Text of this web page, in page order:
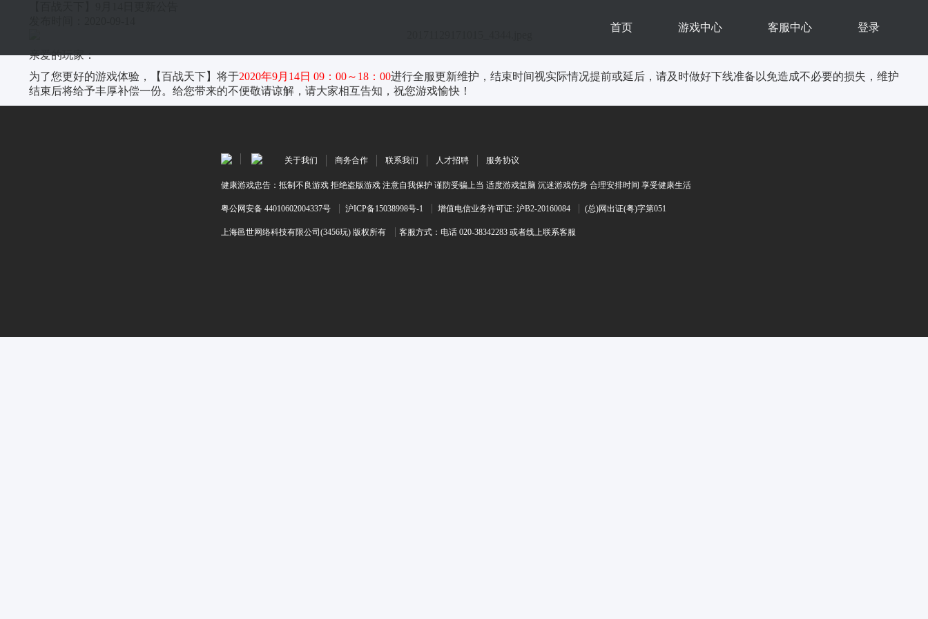
首页 游戏中心 客服中心 登录
亲爱的玩家：
为了您更好的游戏体验，【百战天下】将于2020年9月14日 09：00～18：00进行全服更新维护，结束时间视实际情况提前或延后，请及时做好下线准备以免造成不必要的损失， 维护
结束后将给予丰厚补偿一份。给您带来的不便敬请谅解，请大家相互告知，祝您游戏愉快！
关于我们 商务合作 联系我们 人才招聘 服务协议
健康游戏忠告：抵制不良游戏 拒绝盗版游戏 注意自我保护 谨防受骗上当 适度游戏益脑 沉迷游戏伤身 合理安排时间 享受健康生活
粤公网安备 44010602004337号 沪ICP备15038998号-1 增值电信业务许可证: 沪B2-20160084 (总)网出证(粤)字第051
上海邑世网络科技有限公司(3456玩) 版权所有 客服方式：电话 020-38342283 或者线上联系客服